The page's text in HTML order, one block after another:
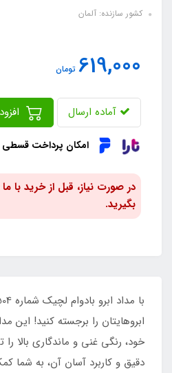
کشور سازنده: آلمان
619,000 تومان
آماده ارسال
امکان پرداخت قسطی
در صورت نیاز، قبل از خرید با
بگیرید.
ابروهایتان را برجسته کنید! این
خود، رنگی غنی و ماندگاری بالا
دقیق و کاربرد آسان آن، به شما